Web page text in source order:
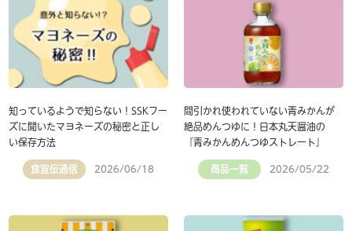
知っているようで知らない！SSKフー
ズに聞いたマヨネーズの秘密と正し
い保存方法
食宣伝通信 2026/06/18
間引かれ使われていない青みかんが
絶品めんつゆに！日本丸天醤油の
『青みかんめんつゆストレート』
商品一覧 2026/05/22